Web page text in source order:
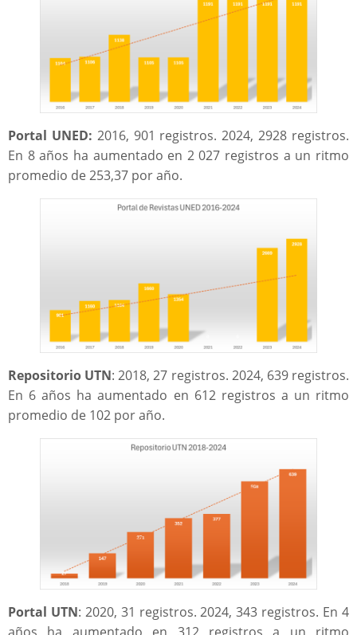
Portal UNED: 2016, 901 registros. 2024, 2928 registros.
En 8 años ha aumentado en 2 027 registros a un ritmo
promedio de 253,37 por año.
Repositorio UTN: 2018, 27 registros. 2024, 639 registros.
En 6 años ha aumentado en 612 registros a un ritmo
promedio de 102 por año.
Portal UTN: 2020, 31 registros. 2024, 343 registros. En 4
años ha aumentado en 312 registros a un ritmo